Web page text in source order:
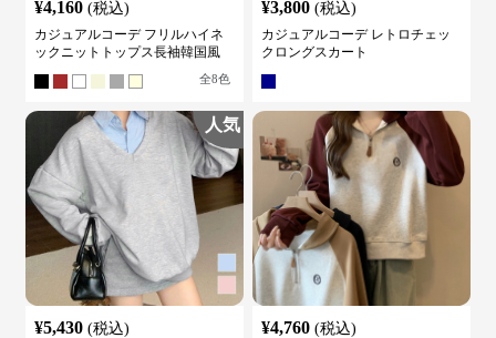
¥4,160 (税込)
カジュアルコーデ フリルハイネ
ックニットトップス長袖韓国風
全8色
¥3,800 (税込)
カジュアルコーデ レトロチェッ
クロングスカート
人気
¥5,430 (税込) ¥4,760 (税込)